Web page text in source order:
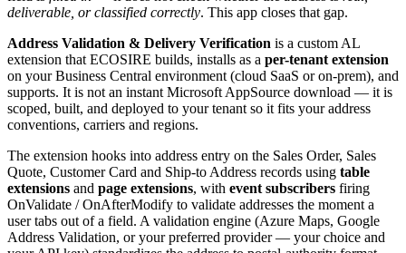
deliverable, or classified correctly. This app closes that gap.
Address Validation & Delivery Verification is a custom AL
extension that ECOSIRE builds, installs as a per-tenant extension
on your Business Central environment (cloud SaaS or on-prem), and
supports. It is not an instant Microsoft AppSource download — it is
scoped, built, and deployed to your tenant so it fits your address
conventions, carriers and regions.
The extension hooks into address entry on the Sales Order, Sales
Quote, Customer Card and Ship-to Address records using table
extensions and page extensions, with event subscribers firing
OnValidate / OnAfterModify to validate addresses the moment a
user tabs out of a field. A validation engine (Azure Maps, Google
Address Validation, or your preferred provider — your choice and